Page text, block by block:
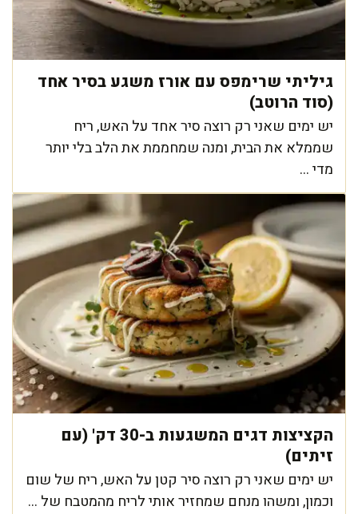
גיליתי שרימפס עם אורז משגע בסיר אחד
(סוד הרוטב)
יש ימים שאני רק רוצה סיר אחד על האש, ריח
שממלא את הבית, ומנה שמחממת את הלב בלי יותר
מדי ...
הקציצות דגים המשגעות ב-30 דק' (עם
זיתים)
יש ימים שאני רק רוצה סיר קטן על האש, ריח של שום
וכמון, ומשהו מנחם שמחזיר אותי לריח מהמטבח של ...